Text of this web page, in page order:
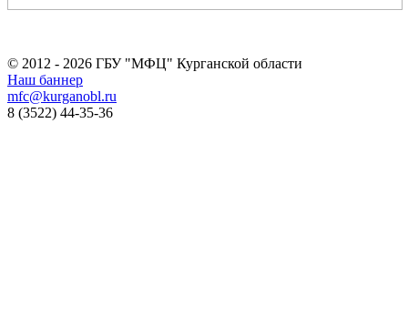
© 2012 - 2026 ГБУ "МФЦ" Курганской области
Наш баннер
mfc@kurganobl.ru
8 (3522) 44-35-36